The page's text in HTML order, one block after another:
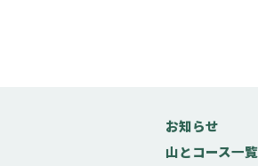
お知らせ
山とコース一覧